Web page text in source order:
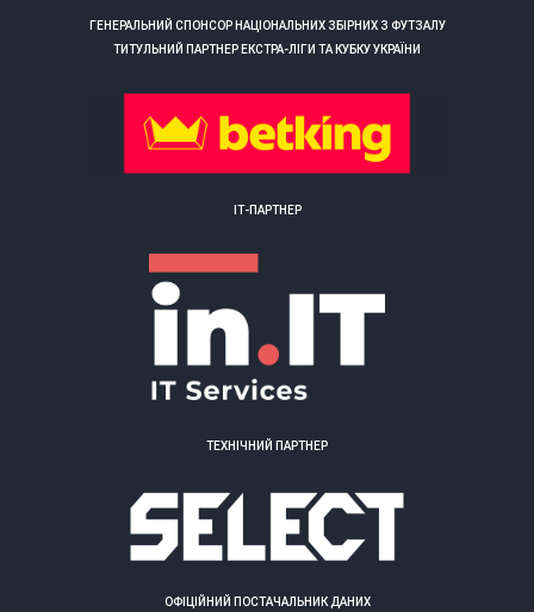
ГЕНЕРАЛЬНИЙ СПОНСОР НАЦІОНАЛЬНИХ ЗБІРНИХ З ФУТЗАЛУ
ТИТУЛЬНИЙ ПАРТНЕР ЕКСТРА-ЛІГИ ТА КУБКУ УКРАЇНИ
ІТ-ПАРТНЕР
ТЕХНІЧНИЙ ПАРТНЕР
ОФІЦІЙНИЙ ПОСТАЧАЛЬНИК ДАНИХ